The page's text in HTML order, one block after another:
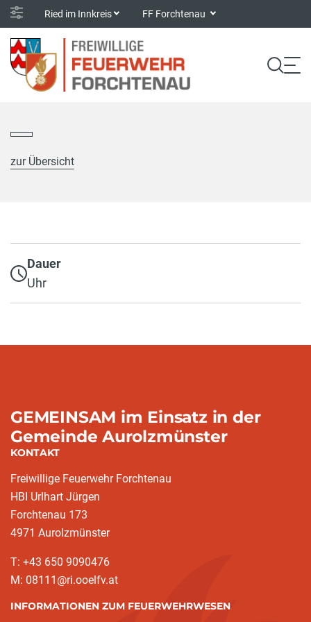
Ried im Innkreis FF Forchtenau
zur Übersicht
Dauer
Uhr
GEMEINSAM im Einsatz in der
Gemeinde Aurolzmünster
KONTAKT
Freiwillige Feuerwehr Forchtenau
HBI Urlhart Jürgen
Forchtenau 173
4971 Aurolzmünster
T: +43 650 9090476
M: 08111@ri.ooelfv.at
INFORMATIONEN ZUM FEUERWEHRWESEN